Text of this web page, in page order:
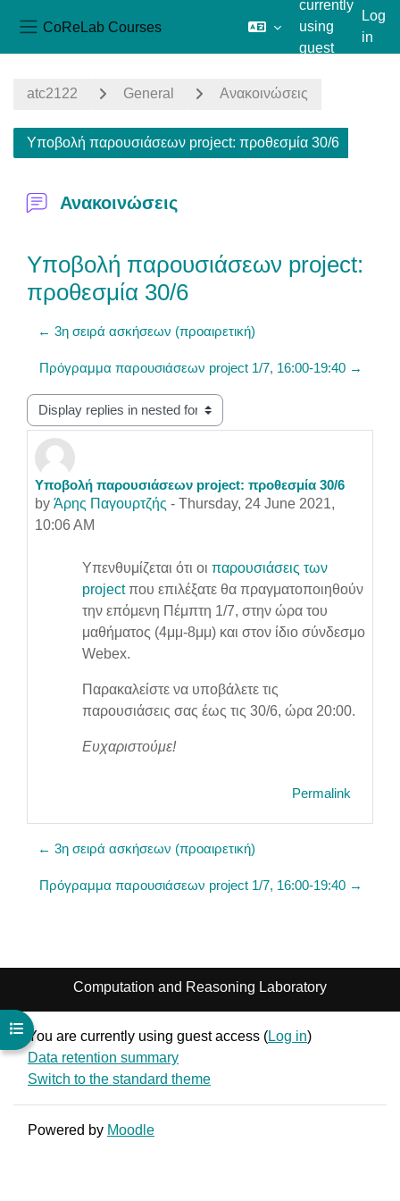
CoReLab Courses
currently
using
guest
Log
in
Open course index
atc2122 General Ανακοινώσεις
Υποβολή παρουσιάσεων project: προθεσμία 30/6
Ανακοινώσεις
Υποβολή παρουσιάσεων project:
προθεσμία 30/6
← 3η σειρά ασκήσεων (προαιρετική)
Πρόγραμμα παρουσιάσεων project 1/7, 16:00-19:40 →
Display mode
Υποβολή παρουσιάσεων project: προθεσμία 30/6
by Άρης Παγουρτζής - Thursday, 24 June 2021,
10:06 AM
Number of replies: 0
Υπενθυμίζεται ότι οι παρουσιάσεις των
projectπου επιλέξατε θα πραγματοποιηθούν
την επόμενη Πέμπτη 1/7, στην ώρα του
μαθήματος (4μμ-8μμ) και στον ίδιο σύνδεσμο
Webex.
Παρακαλείστε να υποβάλετε τις
παρουσιάσεις σας έως τις 30/6, ώρα 20:00.
Ευχαριστούμε!
Permalink
← 3η σειρά ασκήσεων (προαιρετική)
Πρόγραμμα παρουσιάσεων project 1/7, 16:00-19:40 →
Computation and Reasoning Laboratory
You are currently using guest access (Log in)
Data retention summary
Switch to the standard theme
Powered by Moodle